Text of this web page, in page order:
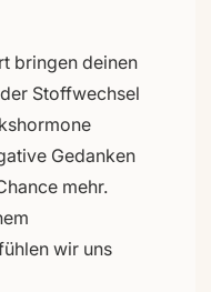
bringen deinen
Stoffwechsel
Gedanken
mehr.
wir uns